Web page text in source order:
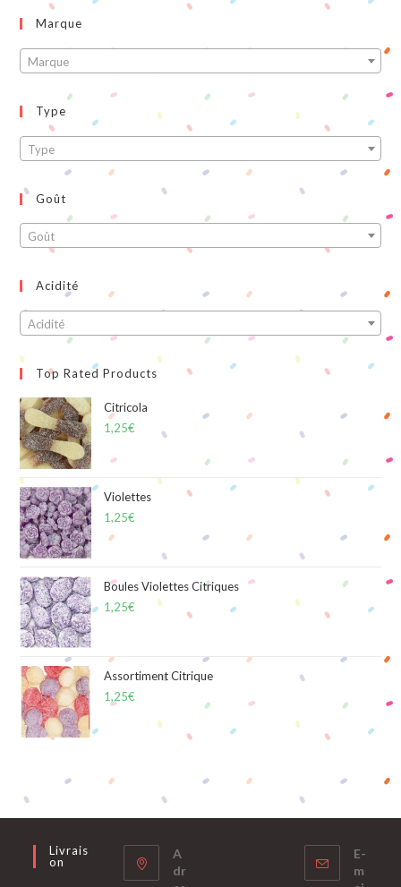
Marque
Marque
Type
Type
Goût
Goût
Acidité
Acidité
Top Rated Products
Citricola
1,25€
Violettes
1,25€
Boules Violettes Citriques
1,25€
Assortiment Citrique
1,25€
Livrais
On
A
dr
E-
m